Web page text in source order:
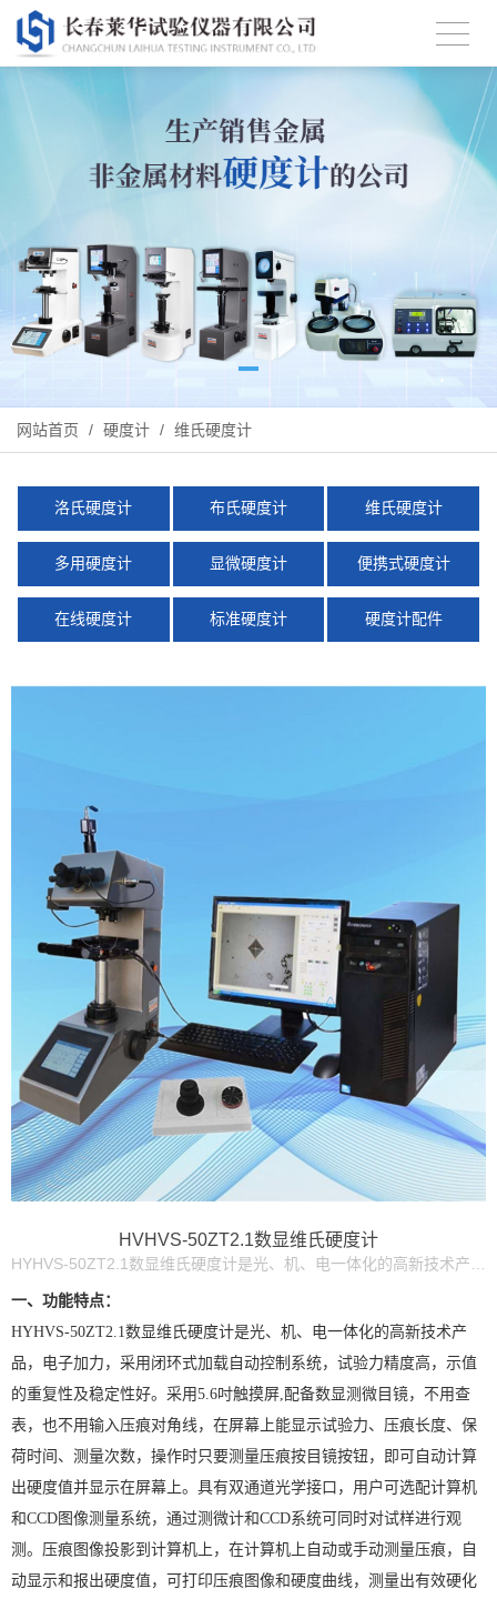
网站首页 / 硬度计 / 维氏硬度计
洛氏硬度计 布氏硬度计 维氏硬度计
多用硬度计 显微硬度计 便携式硬度计
在线硬度计 标准硬度计 硬度计配件
HVHVS-50ZT2.1数显维氏硬度计
一、功能特点：
HYHVS-50ZT2.1数显维氏硬度计是光、机、电一体化的高新技术产
品，电子加力，采用闭环式加载自动控制系统，试验力精度高，示值
的重复性及稳定性好。采用5.6吋触摸屏,配备数显测微目镜，不用查
表，也不用输入压痕对角线，在屏幕上能显示试验力、压痕长度、保
荷时间、测量次数，操作时只要测量压痕按目镜按钮，即可自动计算
出硬度值并显示在屏幕上。具有双通道光学接口，用户可选配计算机
和CCD图像测量系统，通过测微计和CCD系统可同时对试样进行观
测。压痕图像投影到计算机上，在计算机上自动或手动测量压痕，自
动显示和报出硬度值，可打印压痕图像和硬度曲线，测量出有效硬化